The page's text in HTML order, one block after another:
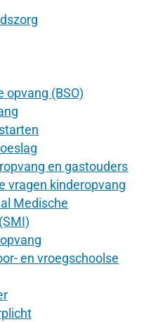
opvang (BSO)
en gastouders
vragen kinderopvang
Medische
en vroegschoolse